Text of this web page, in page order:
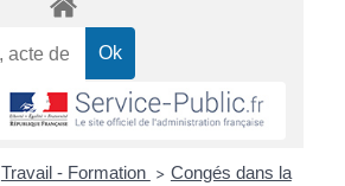
Travail - Formation > Congés dans la